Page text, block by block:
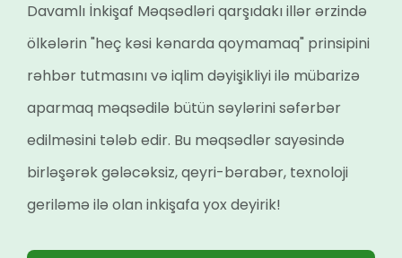
Davamlı İnkişaf Məqsədləri qarşıdakı illər ərzində
ölkələrin "heç kəsi kənarda qoymamaq" prinsipini
rəhbər tutmasını və iqlim dəyişikliyi ilə mübarizə
aparmaq məqsədilə bütün səylərini səfərbər
edilməsini tələb edir. Bu məqsədlər sayəsində
birləşərək gələcəksiz, qeyri-bərabər, texnoloji
geriləmə ilə olan inkişafa yox deyirik!